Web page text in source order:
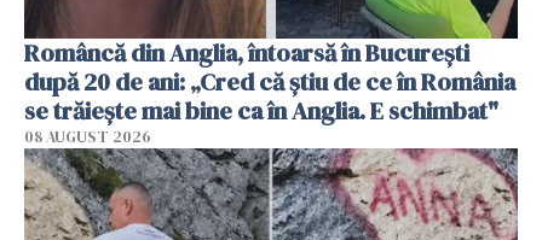
Româncă din Anglia, întoarsă în București
după 20 de ani: „Cred că știu de ce în România
se trăiește mai bine ca în Anglia. E schimbat"
08 AUGUST 2026